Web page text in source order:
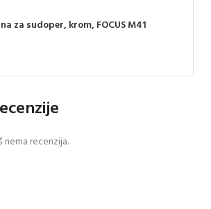
za sudoper, krom, FOCUS M41
nema recenzija.